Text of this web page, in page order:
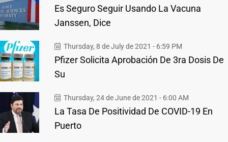
Es Seguro Seguir Usando La Vacuna
Janssen, Dice
Thursday, 8 de July de 2021 - 6:59 PM
Pfizer Solicita Aprobación De 3ra Dosis De
Su
Thursday, 24 de June de 2021 - 6:00 AM
La Tasa De Positividad De COVID-19 En
Puerto